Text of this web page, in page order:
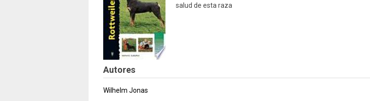
salud de esta raza
Autores
Wilhelm Jonas